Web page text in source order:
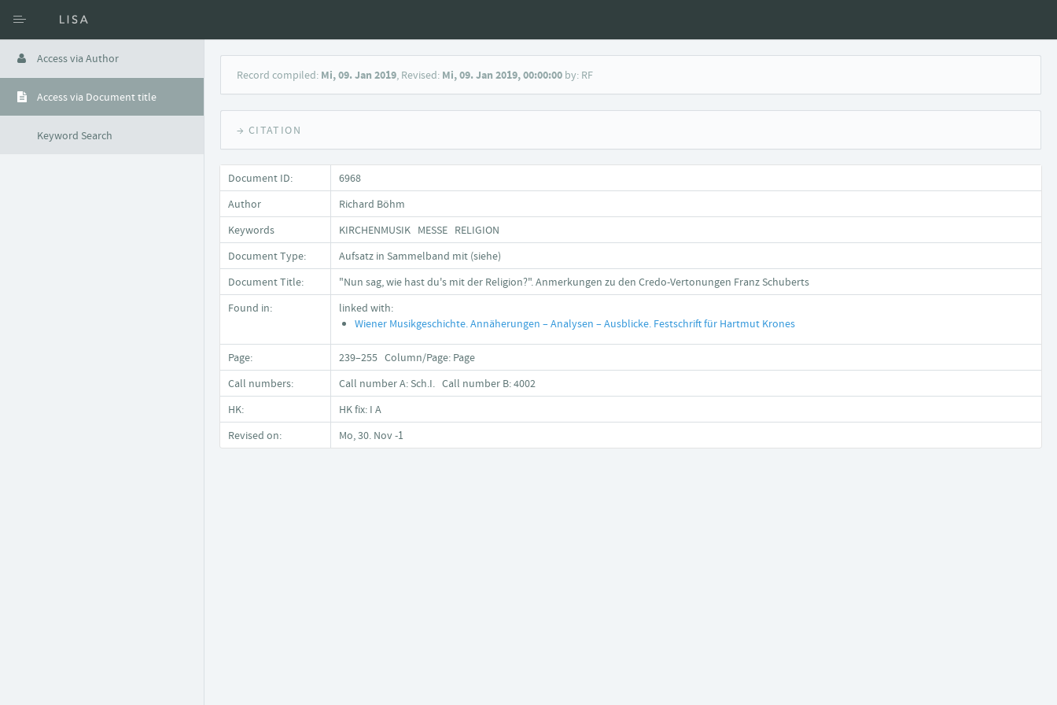
Access via Author
Access via Document title
Keyword Search
Record compiled: Mi, 09. Jan 2019, Revised: Mi, 09. Jan 2019, 00:00:00 by: RF
→ CITATION
Document ID:
6968
Author
Richard Böhm
Keywords
KIRCHENMUSIK MESSE RELIGION
Document Type:
Aufsatz in Sammelband mit (siehe)
Document Title:
"Nun sag, wie hast du's mit der Religion?". Anmerkungen zu den Credo-Vertonungen Franz Schuberts
Found in:
linked with:
Wiener Musikgeschichte. Annäherungen – Analysen – Ausblicke. Festschrift für Hartmut Krones
Page:
239–255 Column/Page: Page
Call numbers:
Call number A: Sch.I. Call number B: 4002
HK:
HK fix: I A
Revised on:
Mo, 30. Nov -1